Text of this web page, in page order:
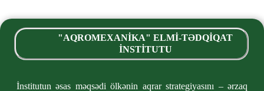
"AQROMEXANİKA" ELMİ-TƏDQİQAT
İNSTİTUTU
İnstitutun əsas məqsədi ölkənin aqrar strategiyasını – ərzaq